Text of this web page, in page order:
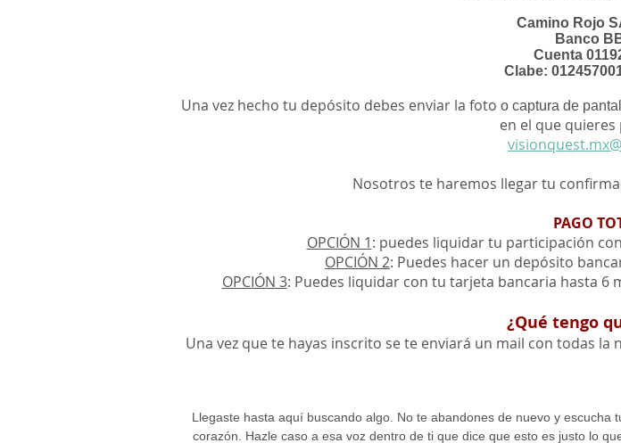
Camino Rojo
Banco
Cuenta
Clabe:
Una vez hecho tu depósito debes enviar la foto o captura de
en el que
Nosotros te haremos llegar tu
PAGO
OPCIÓN 1: puedes liquidar tu participación
OPCIÓN 2: Puedes hacer un depósito
OPCIÓN 3: Puedes liquidar con tu tarjeta bancaria hasta 6
¿Qué tengo
Una vez que te hayas inscrito se te enviará un mail con todas
Llegaste hasta aquí buscando algo. No te abandones de nuevo y escucha
corazón. Hazle caso a esa voz dentro de ti que dice que esto es justo lo